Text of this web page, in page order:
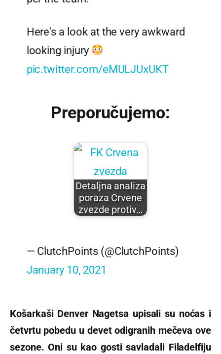
Here's a look at the very awkward
looking injury
pic.twitter.com/eMULJUxUKT
Preporučujemo:
Detaljna analiza
poraza Crvene
zvezde protiv…
— ClutchPoints (@ClutchPoints)
January 10, 2021
Košarkaši Denver Nagetsa upisali su noćas i
četvrtu pobedu u devet odigranih mečeva ove
sezone.Oni su kao gosti savladali Filadelfiju